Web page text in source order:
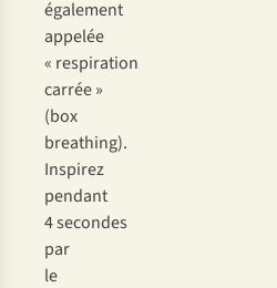
également
appelée
« respiration
carrée »
(box
breathing).
Inspirez
pendant
4 secondes
par
le